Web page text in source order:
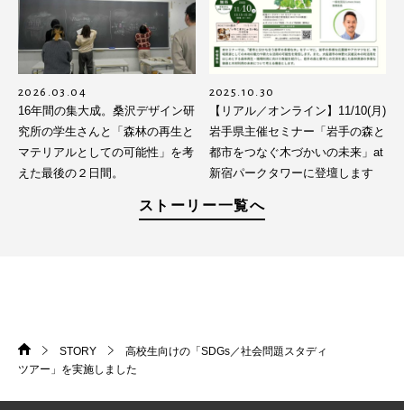
2026.03.04
16年間の集大成。桑沢デザイン研
究所の学生さんと「森林の再生と
マテリアルとしての可能性」を考
えた最後の２日間。
2025.10.30
【リアル／オンライン】11/10(月)
岩手県主催セミナー「岩手の森と
都市をつなぐ木づかいの未来」at
新宿パークタワーに登壇します
ストーリー一覧へ
HOME
STORY
>
高校生向けの「SDGs／社会問題スタディ
ツアー」を実施しました